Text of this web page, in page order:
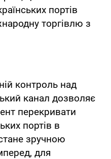
портів
торгівлю з
контроль над
канал дозволяє
перекривати
портів в
зручною
для